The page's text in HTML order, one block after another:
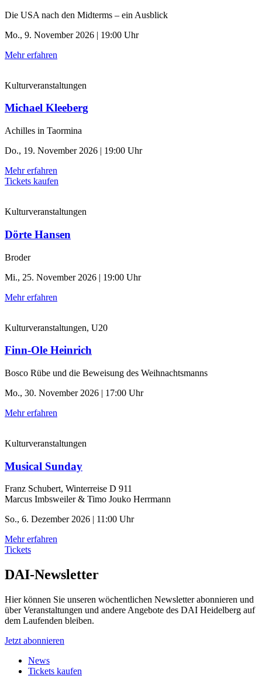
Die USA nach den Midterms – ein Ausblick
Mo., 9. November 2026 | 19:00 Uhr
Mehr erfahren
Kulturveranstaltungen
Michael Kleeberg
Achilles in Taormina
Do., 19. November 2026 | 19:00 Uhr
Mehr erfahren
Tickets kaufen
Kulturveranstaltungen
Dörte Hansen
Broder
Mi., 25. November 2026 | 19:00 Uhr
Mehr erfahren
Kulturveranstaltungen, U20
Finn-Ole Heinrich
Bosco Rübe und die Beweisung des Weihnachtsmanns
Mo., 30. November 2026 | 17:00 Uhr
Mehr erfahren
Kulturveranstaltungen
Musical Sunday
Franz Schubert, Winterreise D 911
Marcus Imbsweiler & Timo Jouko Herrmann
So., 6. Dezember 2026 | 11:00 Uhr
Mehr erfahren
Tickets
DAI-Newsletter
Hier können Sie unseren wöchentlichen Newsletter abonnieren und
über Veranstaltungen und andere Angebote des DAI Heidelberg auf
dem Laufenden bleiben.
Jetzt abonnieren
News
Tickets kaufen